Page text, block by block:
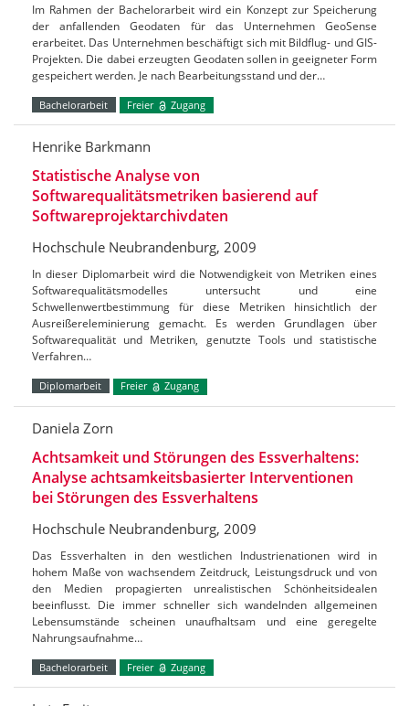
Im Rahmen der Bachelorarbeit wird ein Konzept zur Speicherung
der anfallenden Geodaten für das Unternehmen GeoSense
erarbeitet. Das Unternehmen beschäftigt sich mit Bildflug- und GIS-
Projekten. Die dabei erzeugten Geodaten sollen in geeigneter Form
gespeichert werden. Je nach Bearbeitungsstand und der…
Bachelorarbeit Freier Zugang
Henrike Barkmann
Statistische Analyse von
Softwarequalitätsmetriken basierend auf
Softwareprojektarchivdaten
Hochschule Neubrandenburg, 2009
In dieser Diplomarbeit wird die Notwendigkeit von Metriken eines
Softwarequalitätsmodelles untersucht und eine
Schwellenwertbestimmung für diese Metriken hinsichtlich der
Ausreißereleminierung gemacht. Es werden Grundlagen über
Softwarequalität und Metriken, genutzte Tools und statistische
Verfahren…
Diplomarbeit Freier Zugang
Daniela Zorn
Achtsamkeit und Störungen des Essverhaltens:
Analyse achtsamkeitsbasierter Interventionen
bei Störungen des Essverhaltens
Hochschule Neubrandenburg, 2009
Das Essverhalten in den westlichen Industrienationen wird in
hohem Maße von wachsendem Zeitdruck, Leistungsdruck und von
den Medien propagierten unrealistischen Schönheitsidealen
beeinflusst. Die immer schneller sich wandelnden allgemeinen
Lebensumstände scheinen unaufhaltsam und eine geregelte
Nahrungsaufnahme…
Bachelorarbeit Freier Zugang